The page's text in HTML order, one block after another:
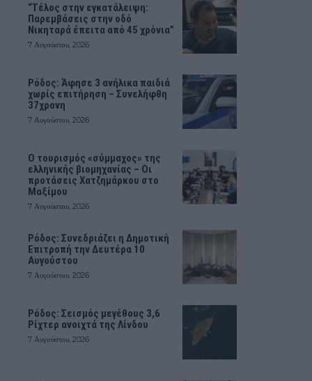
“Τέλος στην εγκατάλειψη:
Παρεμβάσεις στην οδό
Νικηταρά έπειτα από 45 χρόνια”
7 Αυγούστου, 2026
Ρόδος: Άφησε 3 ανήλικα παιδιά
χωρίς επιτήρηση – Συνελήφθη
37χρονη
7 Αυγούστου, 2026
Ο τουρισμός «σύμμαχος» της
ελληνικής βιομηχανίας – Οι
προτάσεις Χατζημάρκου στο
Μαξίμου
7 Αυγούστου, 2026
Ρόδος: Συνεδριάζει η Δημοτική
Επιτροπή την Δευτέρα 10
Αυγούστου
7 Αυγούστου, 2026
Ρόδος: Σεισμός μεγέθους 3,6
Ρίχτερ ανοιχτά της Λίνδου
7 Αυγούστου, 2026